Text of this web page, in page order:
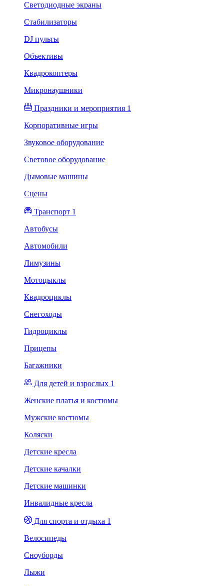
Светодиодные экраны
Стабилизаторы
DJ пульты
Объективы
Квадрокоптеры
Микронаушники
Праздники и мероприятия 1
Корпоративные игры
Звуковое оборудование
Световое оборудование
Дымовые машины
Сцены
Транспорт 1
Автобусы
Автомобили
Лимузины
Мотоцыклы
Квадроциклы
Снегоходы
Гидроциклы
Прицепы
Багажники
Для детей и взрослых 1
Женские платья и костюмы
Мужские костюмы
Коляски
Детские кресла
Детские качалки
Детские машинки
Инвалидные кресла
Для спорта и отдыха 1
Велосипеды
Сноуборды
Лыжи